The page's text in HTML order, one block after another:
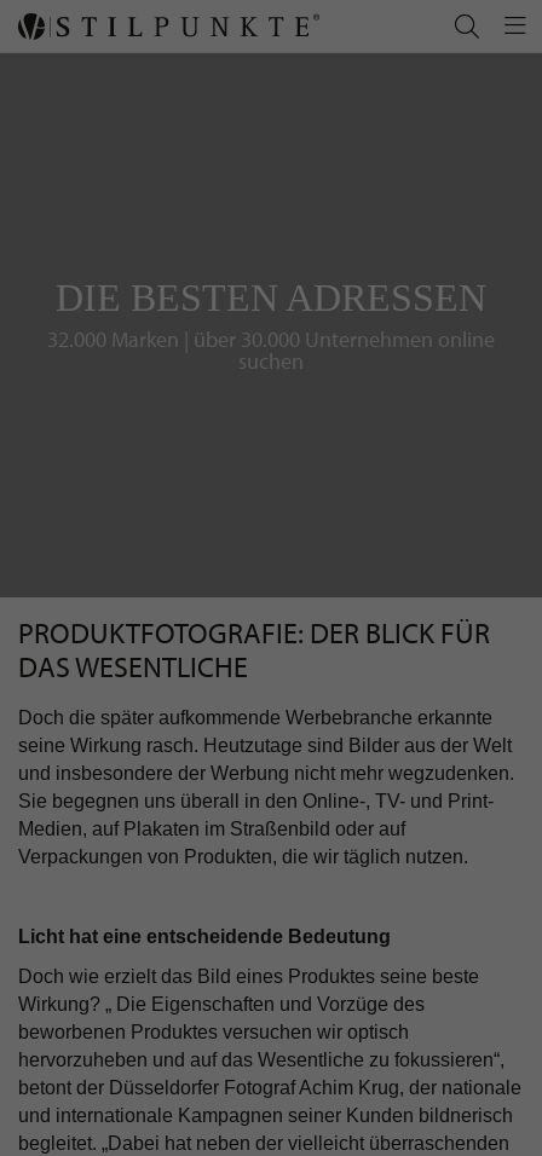
DIE BESTEN ADRESSEN
32.000 Marken | über 30.000 Unternehmen online
suchen
PRODUKTFOTOGRAFIE: DER BLICK FÜR
DAS WESENTLICHE
Doch die später aufkommende Werbebranche erkannte
seine Wirkung rasch. Heutzutage sind Bilder aus der Welt
und insbesondere der Werbung nicht mehr wegzudenken.
Sie begegnen uns überall in den Online-, TV- und Print-
Medien, auf Plakaten im Straßenbild oder auf
Verpackungen von Produkten, die wir täglich nutzen.
Licht hat eine entscheidende Bedeutung
Doch wie erzielt das Bild eines Produktes seine beste
Wirkung? „ Die Eigenschaften und Vorzüge des
beworbenen Produktes versuchen wir optisch
hervorzuheben und auf das Wesentliche zu fokussieren“,
betont der Düsseldorfer Fotograf Achim Krug, der nationale
und internationale Kampagnen seiner Kunden bildnerisch
begleitet. „Dabei hat neben der vielleicht überraschenden